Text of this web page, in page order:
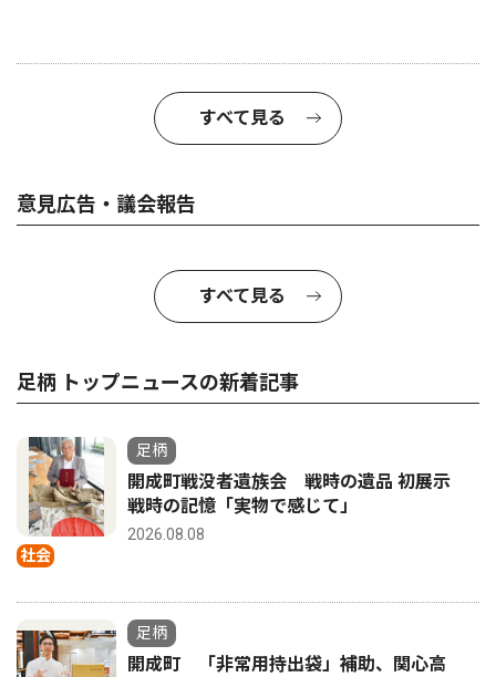
すべて見る
意見広告・議会報告
すべて見る
足柄 トップニュースの新着記事
社会
足柄
開成町戦没者遺族会 戦時の遺品 初展示
戦時の記憶「実物で感じて」
2026.08.08
足柄
開成町 「非常用持出袋」補助、関心高